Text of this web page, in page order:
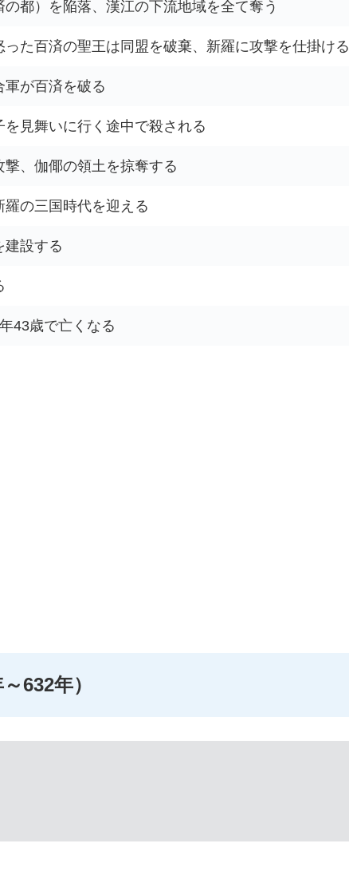
都）を陥落、漢江の下流地域を全て奪う
った百済の聖王は同盟を破棄、新羅に攻撃を仕掛ける
軍が百済を破る
見舞いに行く途中で殺される
撃、伽倻の領土を掠奪する
羅の三国時代を迎える
建設する
43歳で亡くなる
632年）